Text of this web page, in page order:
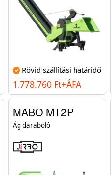
Rövid szállítási határidő
1.778.760 Ft+ÁFA
MABO MT2P
Ág daraboló